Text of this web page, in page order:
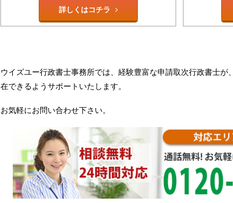
詳しくはコチラ
ウイズユー行政書士事務所では、経験豊富な申請取次行政書士
在できるようサポートいたします。
お気軽にお問い合わせ下さい。